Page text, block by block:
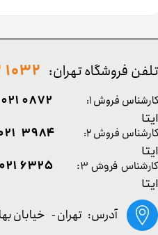
کارشناس فروش ۳: ۶۳۲۵ ۰۲۱ ۰۹۳۶
ایتا
آدرس: تهران - خیابان
تلفن فروشگاه تهران: 1032 2842 - 021
کارشناس فروش ۱: 0872 021 0936
ایتا
کارشناس فروش ۲:
۳۹۸۴ ۰۲۱ ۰۹۳۶
ایتا